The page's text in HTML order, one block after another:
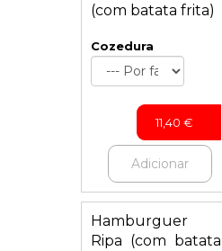
(com batata frita)
Cozedura
11,40 €
Adicionar
Hamburguer
Ripa (com batata